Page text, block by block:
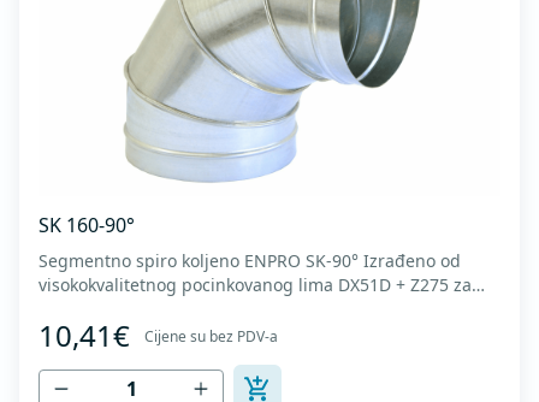
SK 160-90°
Segmentno spiro koljeno ENPRO SK-90° Izrađeno od
visokokvalitetnog pocinkovanog lima DX51D + Z275 za
1506 I MEST EN 12237.
10,41€ Cijene su bez PDV-a